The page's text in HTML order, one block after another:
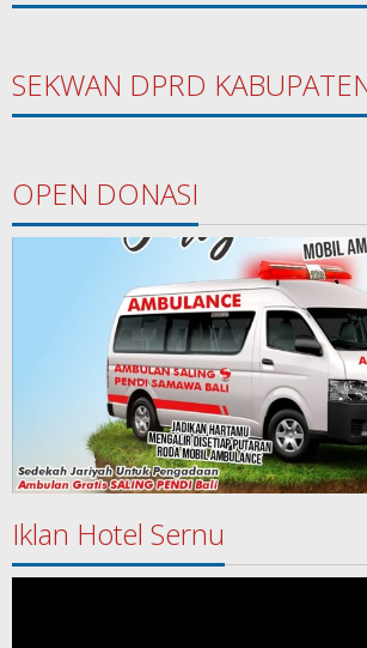
SEKWAN DPRD
OPEN DONASI
Iklan Hotel Sernu